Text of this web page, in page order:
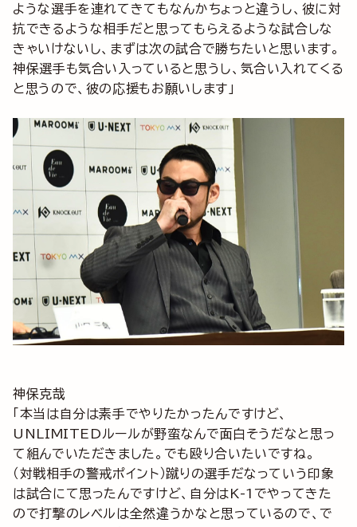
ような選手を連れてきてもなんかちょっと違うし、彼に対
抗できるような相手だと思ってもらえるような試合しな
きゃいけないし、まずは次の試合で勝ちたいと思います。
神保選手も気合い入っていると思うし、気合い入れてくる
と思うので、彼の応援もお願いします」
神保克哉
「本当は自分は素手でやりたかったんですけど、
UNLIMITEDルールが野蛮なんで面白そうだなと思っ
て組んでいただきました。でも殴り合いたいですね。
（対戦相手の警戒ポイント）蹴りの選手だなっていう印象
は試合にて思ったんですけど、自分はK-1でやってきた
ので打撃のレベルは全然違うかなと思っているので、で